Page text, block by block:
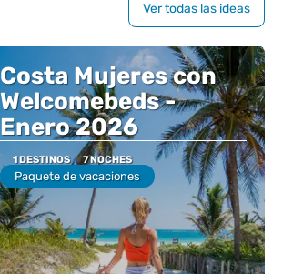
Ver todas las ideas
Costa Mujeres con
Welcomebeds -
Enero 2026
1 DESTINOS 7 NOCHES
Paquete de vacaciones